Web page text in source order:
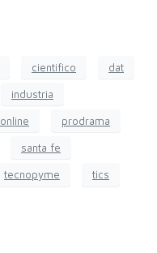
cientifico dat
industria
online prodrama
santa fe
tecnopyme tics